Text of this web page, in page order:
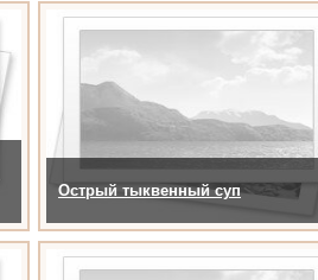
Острый тыквенный суп